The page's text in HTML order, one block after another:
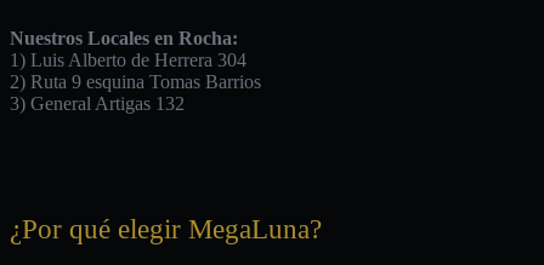
Nuestros Locales en Rocha:
1) Luis Alberto de Herrera 304
2) Ruta 9 esquina Tomas Barrios
3) General Artigas 132
¿Por qué elegir MegaLuna?